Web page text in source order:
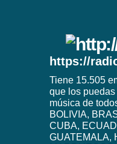
https://
Tiene 15.505
que los
música de
BOLIVIA,
CUBA,
GUATEMALA,